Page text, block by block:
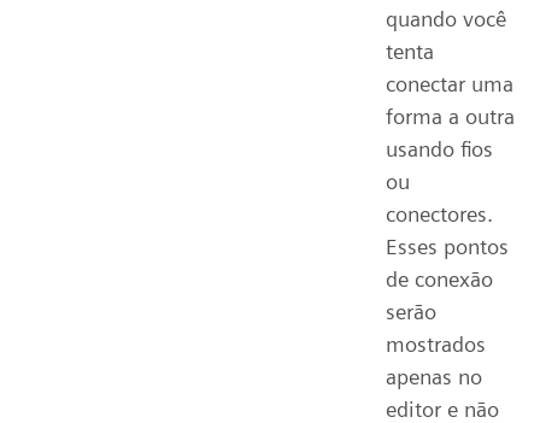
quando você
tenta
conectar uma
forma a outra
usando fios
ou
conectores.
Esses pontos
de conexão
serão
mostrados
apenas no
editor e não